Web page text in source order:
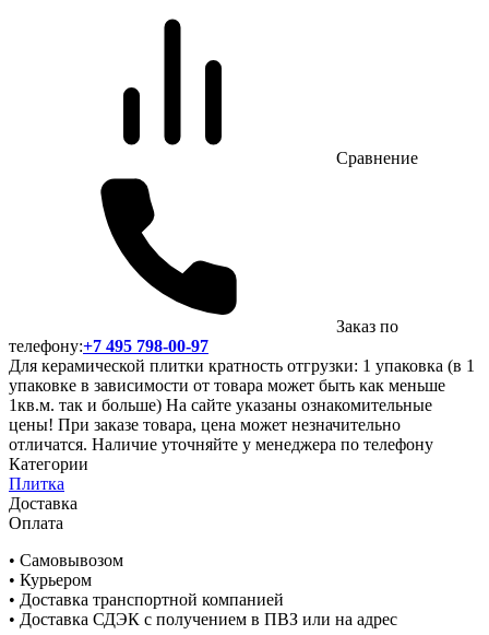
Сравнение
Заказ по
телефону:+7 495 798-00-97
Для керамической плитки кратность отгрузки: 1 упаковка (в 1
упаковке в зависимости от товара может быть как меньше
1кв.м. так и больше) На сайте указаны ознакомительные
цены! При заказе товара, цена может незначительно
отличатся. Наличие уточняйте у менеджера по телефону
Категории
Плитка
Доставка
Оплата
• Самовывозом
• Курьером
• Доставка транспортной компанией
• Доставка СДЭК с получением в ПВЗ или на адрес